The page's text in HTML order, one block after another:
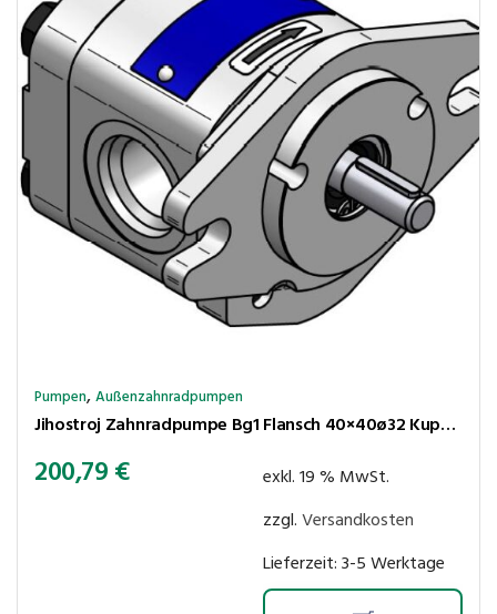
Pumpen,Außenzahnradpumpen
Jihostroj Zahnradpumpe Bg1 Flansch 40×40ø32 Kupplungsk 5×4,5 2,5cm³/U 280bar rechtsl Anschl BSP 1/2″-3/8″
200,79€
exkl. 19 % MwSt.
zzgl.Versandkosten
Lieferzeit:3-5 Werktage